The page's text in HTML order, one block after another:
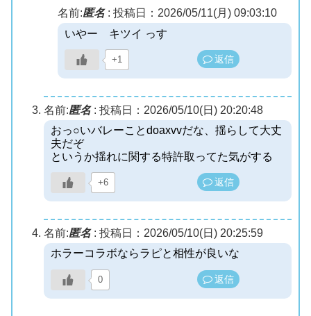
名前:匿名: 投稿日：2026/05/11(月) 09:03:10
いやー キツイ っす
+1 返信
名前:匿名: 投稿日：2026/05/10(日) 20:20:48
おっ○いバレーことdoaxvvだな、揺らして大丈
夫だぞ
というか揺れに関する特許取ってた気がする
+6 返信
名前:匿名: 投稿日：2026/05/10(日) 20:25:59
ホラーコラボならラピと相性が良いな
0 返信